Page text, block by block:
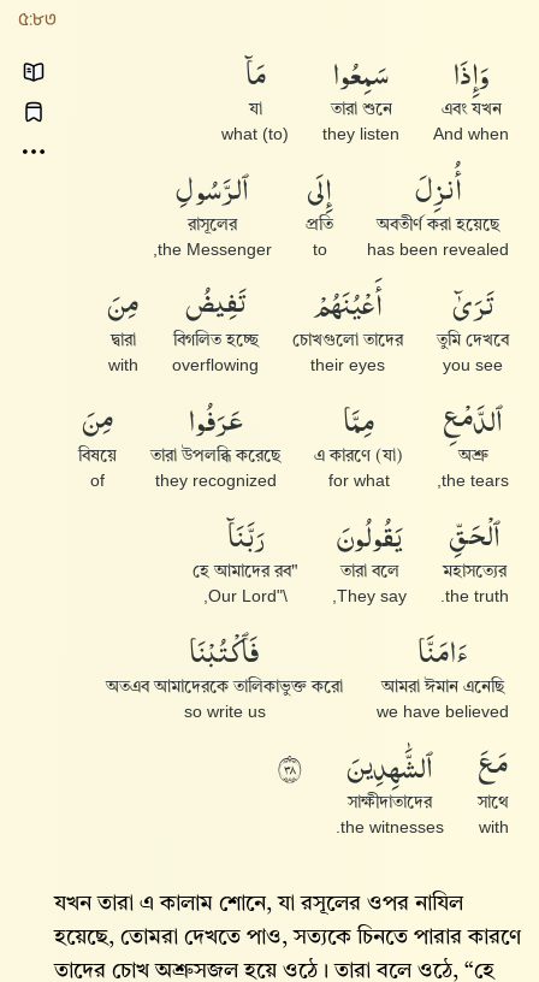
৫:৮৩
وَإِذَا
এবং যখন
And when
سَمِعُوا۟
তারা শুনে
they listen
مَآ
যা
(to) what
أُنزِلَ
অবতীর্ণ করা হয়েছে
has been revealed
إِلَى
প্রতি
to
ٱلرَّسُولِ
রাসূলের
the Messenger,
تَرَىٰٓ
তুমি দেখবে
you see
أَعْيُنَهُمْ
চোখগুলো তাদের
their eyes
تَفِيضُ
বিগলিত হচ্ছে
overflowing
مِنَ
দ্বারা
with
ٱلدَّمْعِ
অশ্রু
the tears,
مِمَّا
এ কারণে (যা)
for what
عَرَفُوا۟
তারা উপলব্ধি করেছে
they recognized
مِنَ
বিষয়ে
of
ٱلْحَقِّ
মহাসত্যের
the truth.
يَقُولُونَ
তারা বলে
They say,
رَبَّنَآ
"হে আমাদের রব
\"Our Lord,
ءَامَنَّا
আমরা ঈমান এনেছি
we have believed
فَٱكْتُبْنَا
অতএব আমাদেরকে তালিকাভুক্ত করো
so write us
مَعَ
সাথে
with
ٱلشَّٰهِدِينَ
সাক্ষীদাতাদের
the witnesses.
٨٣
যখন তারা এ কালাম শোনে, যা রসূলের ওপর নাযিল
হয়েছে, তোমরা দেখতে পাও, সত্যকে চিনতে পারার কারণে
তাদের চোখ অশ্রুসজল হয়ে ওঠে। তারা বলে ওঠে, “হে